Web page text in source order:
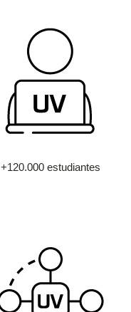
+120.000 estudiantes